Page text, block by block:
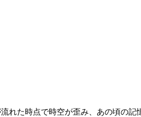
れた時点で時空が歪み、あの頃の記